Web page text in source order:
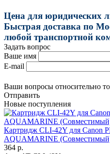
Цена для юридических
Быстрая доставка по
любой транспортной
Задать вопрос
Ваше имя
E-mail
Ваши вопросы относительно
Отправить
Новые поступления
Картридж CLI-42Y для Canon
AQUAMARINE
364 р.